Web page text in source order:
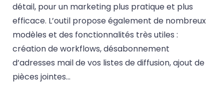
détail, pour un marketing plus pratique et plus
efficace. L’outil propose également de nombreux
modèles et des fonctionnalités très utiles :
création de workflows, désabonnement
d’adresses mail de vos listes de diffusion, ajout de
pièces jointes…